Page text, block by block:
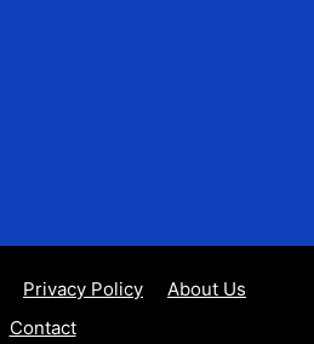
Privacy Policy
About Us
Contact